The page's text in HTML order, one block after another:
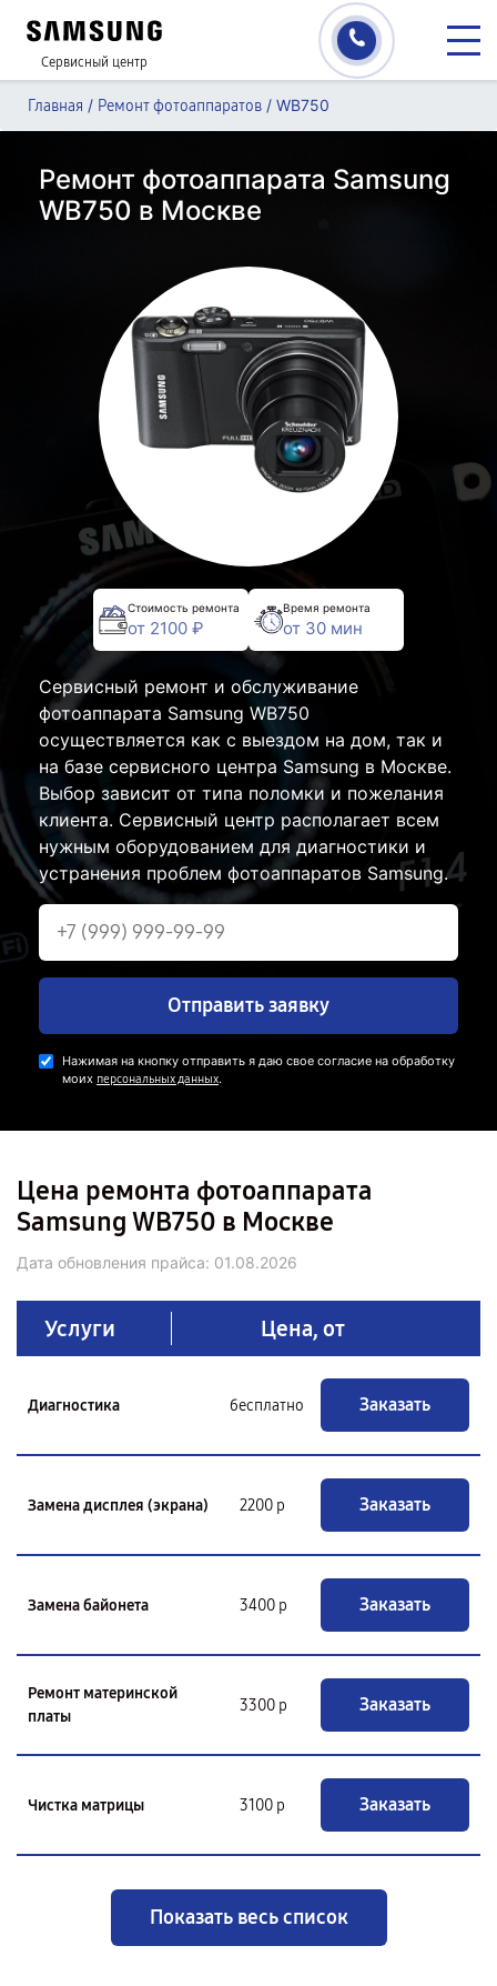
Сервисный центр
Главная / Ремонт фотоаппаратов / WB750
Ремонт фотоаппарата Samsung
WB750 в Москве
Стоимость ремонта
от 2100 ₽
Время ремонта
от 30 мин
Сервисный ремонт и обслуживание
фотоаппарата Samsung WB750
осуществляется как с выездом на дом, так и
на базе сервисного центра Samsung в Москве.
Выбор зависит от типа поломки и пожелания
клиента. Сервисный центр располагает всем
нужным оборудованием для диагностики и
устранения проблем фотоаппаратов Samsung.
Отправить заявку
Нажимая на кнопку отправить я даю свое согласие на обработку
моих персональных данных.
Цена ремонта фотоаппарата
Samsung WB750 в Москве
Дата обновления прайса: 01.08.2026
Услуги Цена, от
Диагностика бесплатно Заказать
Замена дисплея (экрана) 2200 р Заказать
Замена байонета 3400 р Заказать
Ремонт материнской
платы
3300 р Заказать
Чистка матрицы 3100 р Заказать
Показать весь список